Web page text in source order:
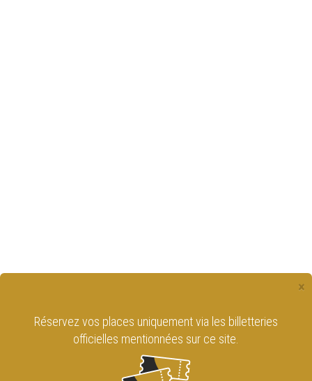
×
Réservez vos places uniquement via les billetteries
officielles mentionnées sur ce site.